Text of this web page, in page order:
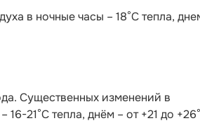
в ночные часы – 18°C тепла,
Существенных изменений в
21°С тепла, днём – от +21 до